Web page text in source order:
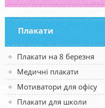
Плакати
Плакати на 8 березня
Медичні плакати
Мотиватори для офісу
Плакати для школи